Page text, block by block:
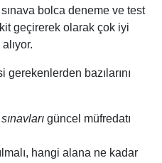
bolca deneme ve test
geçirerek olarak çok iyi
bazılarını
güncel müfredatı
hangi alana ne kadar